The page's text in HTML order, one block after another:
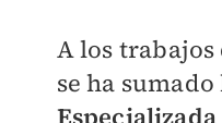
A los
se ha sumado